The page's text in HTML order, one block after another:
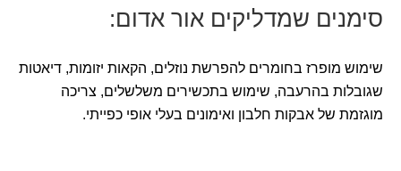
סימנים שמדליקים אור אדום:
שימוש מופרז בחומרים להפרשת נוזלים, הקאות יזומות, דיאטות
שגובלות בהרעבה, שימוש בתכשירים משלשלים, צריכה
מוגזמת של אבקות חלבון ואימונים בעלי אופי כפייתי.